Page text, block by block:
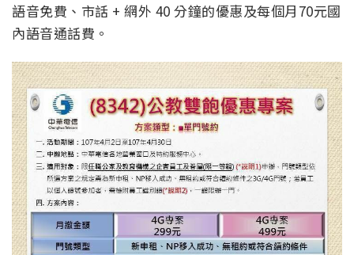
語音免費、市話 + 網外 40 分鐘的優惠及每個月70元國
內語音通話費。